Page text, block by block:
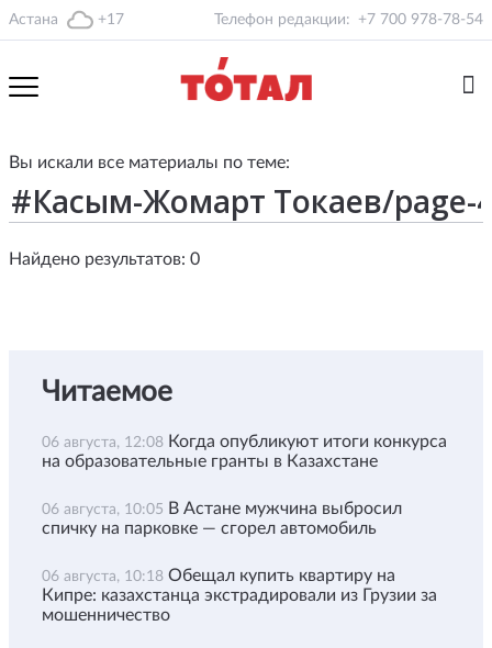
Астана +17 Телефон редакции: +7 700 978-78-54
Вы искали все материалы по теме:
Найдено результатов: 0
Читаемое
06 августа, 12:08 Когда опубликуют итоги конкурса
на образовательные гранты в Казахстане
06 августа, 10:05 В Астане мужчина выбросил
спичку на парковке — сгорел автомобиль
06 августа, 10:18 Обещал купить квартиру на
Кипре: казахстанца экстрадировали из Грузии за
мошенничество